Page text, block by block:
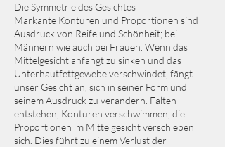
Die Symmetrie des Gesichtes
Markante Konturen und Proportionen sind
Ausdruck von Reife und Schönheit; bei
Männern wie auch bei Frauen. Wenn das
Mittelgesicht anfängt zu sinken und das
Unterhautfettgewebe verschwindet, fängt
unser Gesicht an, sich in seiner Form und
seinem Ausdruck zu verändern. Falten
entstehen, Konturen verschwimmen, die
Proportionen im Mittelgesicht verschieben
sich. Dies führt zu einem Verlust der